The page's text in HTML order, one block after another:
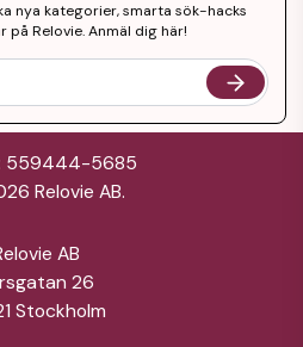
nya kategorier, smarta sök-hacks
Relovie. Anmäl dig här!
559444-5685
Relovie AB.
AB
26
Stockholm